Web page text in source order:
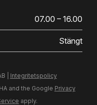
07.00 – 16.00
Stängt
|
Integritetspolicy
and the Google Privacy
apply.